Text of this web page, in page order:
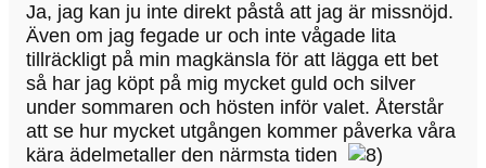
Ja, jag kan ju inte direkt påstå att jag är missnöjd.
Även om jag fegade ur och inte vågade lita
tillräckligt på min magkänsla för att lägga ett bet
så har jag köpt på mig mycket guld och silver
under sommaren och hösten inför valet. Återstår
att se hur mycket utgången kommer påverka våra
kära ädelmetaller den närmsta tiden